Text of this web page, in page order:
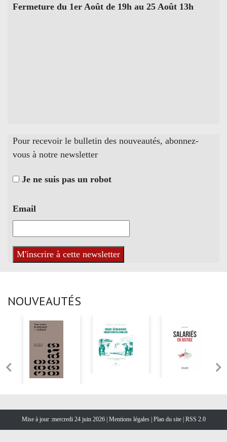
Fermeture du 1er Août de 19h au 25 Août 13h
Pour recevoir le bulletin des nouveautés, abonnez-
vous à notre newsletter
Je ne suis pas un robot
Email
NOUVEAUTÉS
Mise à jour :mercredi 24 juin 2026 | Mentions légales Plan du site RSS 2.0